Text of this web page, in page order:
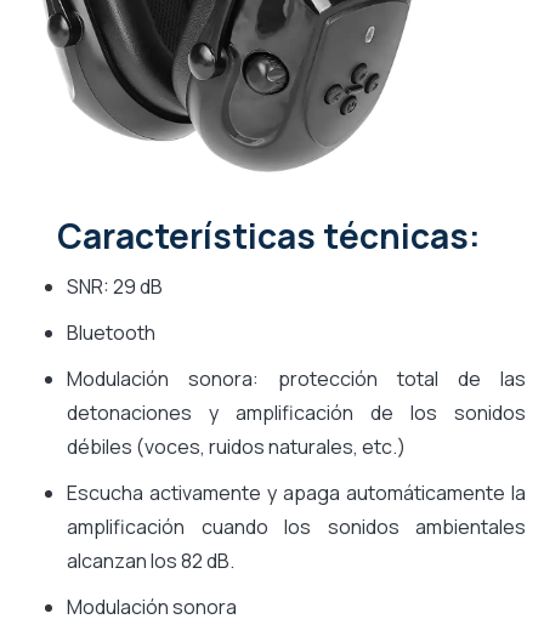
Características técnicas:
SNR: 29 dB
Bluetooth
Modulación sonora: protección total de las
detonaciones y amplificación de los sonidos
débiles (voces, ruidos naturales, etc.)
Escucha activamente y apaga automáticamente la
amplificación cuando los sonidos ambientales
alcanzan los 82 dB.
Modulación sonora